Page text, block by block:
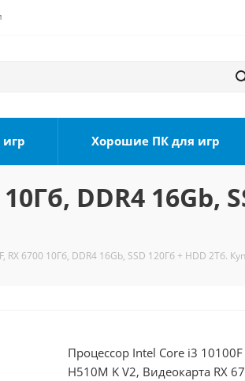
Хорошие ПК для игр
DDR4 16Gb,
6700 10Гб, DDR4 16Gb, SSD 120Гб + HDD 2Тб.
Процессор Intel Core i3
H510M K V2, Видеокарта RX